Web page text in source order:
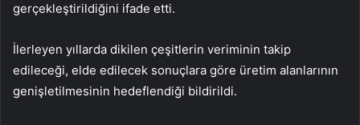
gerçekleştirildiğini ifade etti.
İlerleyen yıllarda dikilen çeşitlerin veriminin takip
edileceği, elde edilecek sonuçlara göre üretim alanlarının
genişletilmesinin hedeflendiği bildirildi.